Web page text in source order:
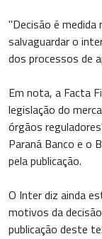
"Decisão é medida
salvaguardar o
dos processos de
Em nota, a Facta
legislação do
órgãos
Paraná Banco e o
pela publicação.
O Inter diz ainda
motivos da
publicação deste